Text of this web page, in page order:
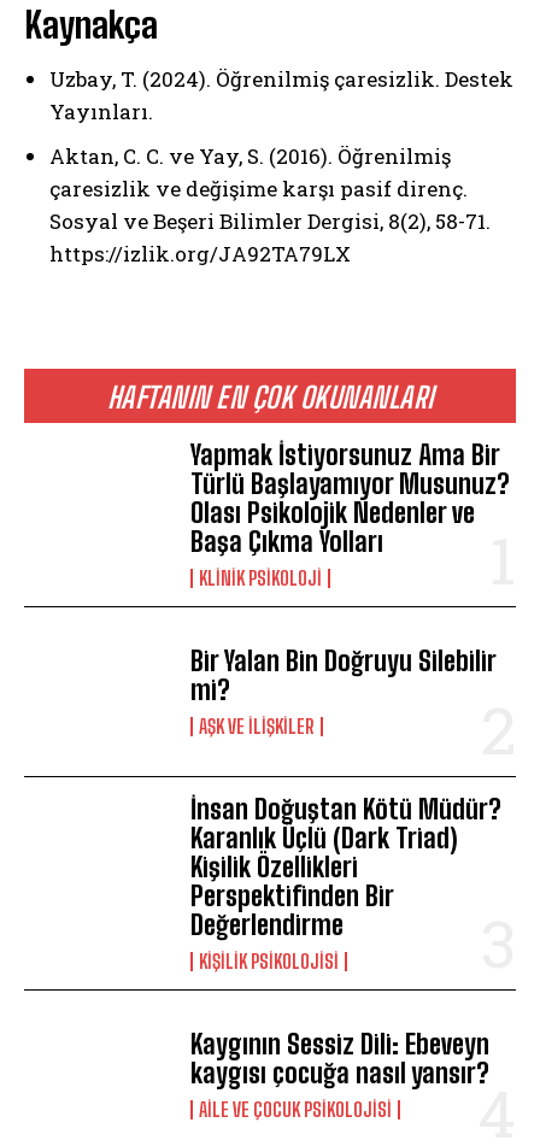
Gizlilik politikasınıokudum, onaylıyorum.
HAFTANIN EN ÇOK OKUNANLARI
Yapmak İstiyorsunuz Ama Bir
Türlü Başlayamıyor Musunuz?
Olası Psikolojik Nedenler ve
Başa Çıkma Yolları
KLINIK PSIKOLOJI
Bir Yalan Bin Doğruyu Silebilir
mi?
AŞK VE İLIŞKILER
İnsan Doğuştan Kötü Müdür?
Karanlık Üçlü (Dark Triad)
Kişilik Özellikleri
Perspektifinden Bir
Değerlendirme
KIŞILIK PSIKOLOJISI
Kaygının Sessiz Dili: Ebeveyn
kaygısı çocuğa nasıl yansır?
AILE VE ÇOCUK PSIKOLOJISI
Kaynakça
Uzbay, T. (2024). Öğrenilmiş çaresizlik. Destek
Yayınları.
Aktan, C. C. ve Yay, S. (2016). Öğrenilmiş
çaresizlik ve değişime karşı pasif direnç.
Sosyal ve Beşeri Bilimler Dergisi, 8(2), 58-71.
https://izlik.org/JA92TA79LX